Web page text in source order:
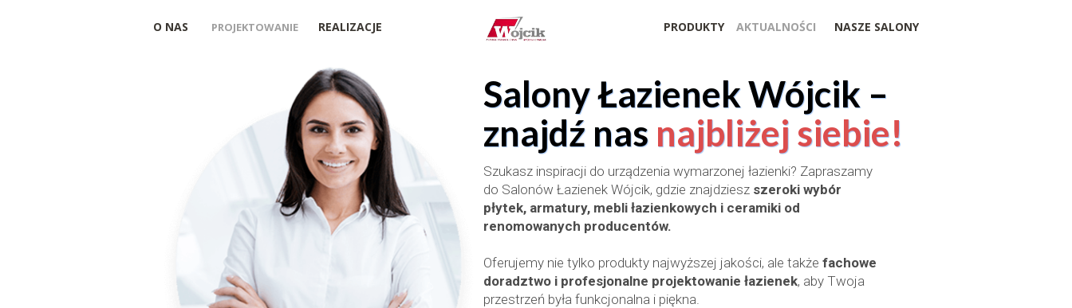
REALIZACJE
PROJEKTOWANIE
O NAS PRODUKTY AKTUALNOŚCI NASZE SALONY
| Contact Me
Szukasz inspiracji do urządzenia wymarzonej łazienki? Zapraszamy
do Salonów Łazienek Wójcik, gdzie znajdziesz szeroki wybór
płytek, armatury, mebli łazienkowych i ceramiki od
renomowanych producentów.
Oferujemy nie tylko produkty najwyższej jakości, ale także fachowe
doradztwo i profesjonalne projektowanie łazienek, aby Twoja
przestrzeń była funkcjonalna i piękna.
Salony Łazienek Wójcik –
znajdź nas najbliżej siebie!